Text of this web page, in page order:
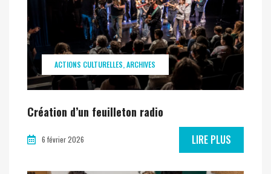
ACTIONS CULTURELLES ARCHIVES
Création d’un feuilleton radio
6 février 2026 LIRE PLUS